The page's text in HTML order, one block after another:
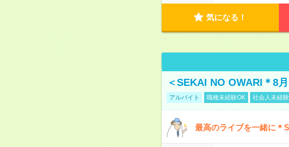
気になる！
＜SEKAI NO OWARI＊8
アルバイト 職種未経験OK 社会人未経
最高のライブを一緒に＊